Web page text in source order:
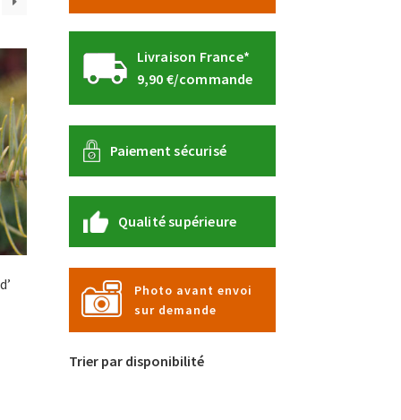
Livraison France*
9,90 €/commande
Paiement sécurisé
Qualité supérieure
Photo avant envoi
sur demande
Trier par disponibilité